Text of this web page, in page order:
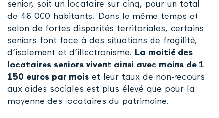
senior, soit un locataire sur cinq, pour un total
de 46 000 habitants. Dans le même temps et
selon de fortes disparités territoriales, certains
seniors font face à des situations de fragilité,
d’isolement et d’illectronisme.
La moitié des
locataires seniors vivent ainsi avec moins de 1
150 euros par mois et leur taux de non-recours
aux aides sociales est plus élevé que pour la
moyenne des locataires du patrimoine.